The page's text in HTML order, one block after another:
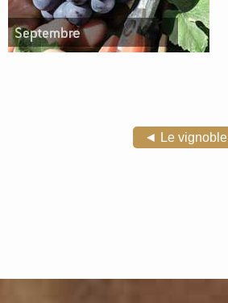
◄ Le vignoble